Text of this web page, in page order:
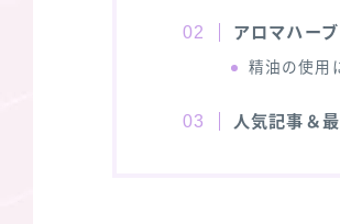
アロマハー
精油の使用
人気記事＆